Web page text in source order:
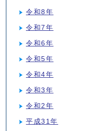
令和8年
令和7年
令和6年
令和5年
令和4年
令和3年
令和2年
平成31年